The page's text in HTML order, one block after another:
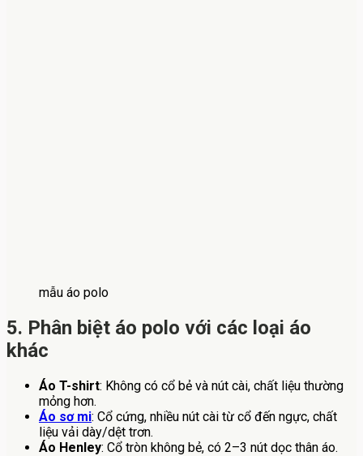
mẫu áo polo
5. Phân biệt áo polo với các loại áo
khác
Áo T-shirt: Không có cổ bẻ và nút cài, chất liệu thường
mỏng hơn.
Áo sơ mi: Cổ cứng, nhiều nút cài từ cổ đến ngực, chất
liệu vải dày/dệt trơn.
Áo Henley: Cổ tròn không bẻ, có 2–3 nút dọc thân áo.